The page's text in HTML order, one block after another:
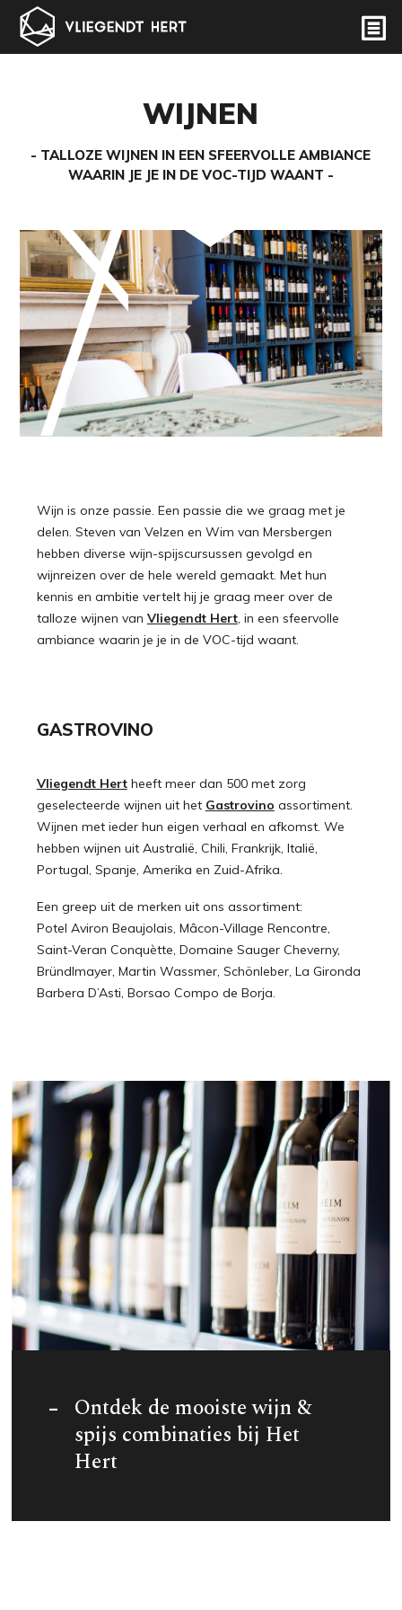
WIJNEN
TALLOZE WIJNEN IN EEN SFEERVOLLE AMBIANCE
WAARIN JE JE IN DE VOC-TIJD WAANT
Wijn is onze passie. Een passie die we graag met je
delen. Steven van Velzen en Wim van Mersbergen
hebben diverse wijn-spijscursussen gevolgd en
wijnreizen over de hele wereld gemaakt. Met hun
kennis en ambitie vertelt hij je graag meer over de
talloze wijnen van Vliegendt Hert, in een sfeervolle
ambiance waarin je je in de VOC-tijd waant.
GASTROVINO
Vliegendt Hertheeft meer dan 500 met zorg
geselecteerde wijnen uit het Gastrovino assortiment.
Wijnen met ieder hun eigen verhaal en afkomst. We
hebben wijnen uit Australië, Chili, Frankrijk, Italië,
Portugal, Spanje, Amerika en Zuid-Afrika.
Een greep uit de merken uit ons assortiment:
Potel Aviron Beaujolais, Mâcon-Village Rencontre,
Saint-Veran Conquètte, Domaine Sauger Cheverny,
Bründlmayer, Martin Wassmer, Schönleber, La Gironda
Barbera D’Asti, Borsao Compo de Borja.
Ontdek de mooiste wijn &
spijs combinaties bij Het
Hert